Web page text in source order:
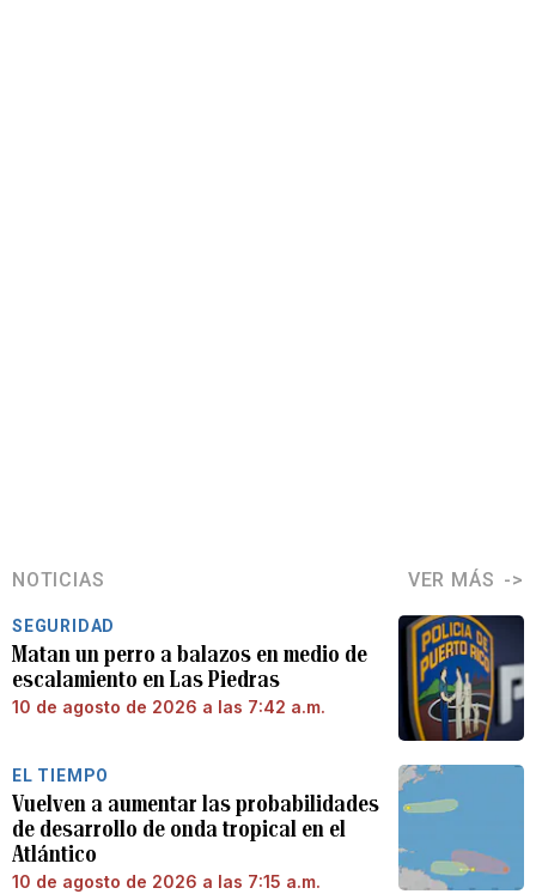
NOTICIAS VER MÁS
SEGURIDAD
Matan un perro a balazos en medio de
escalamiento en Las Piedras
10 de agosto de 2026 a las 7:42 a.m.
EL TIEMPO
Vuelven a aumentar las probabilidades
de desarrollo de onda tropical en el
Atlántico
10 de agosto de 2026 a las 7:15 a.m.